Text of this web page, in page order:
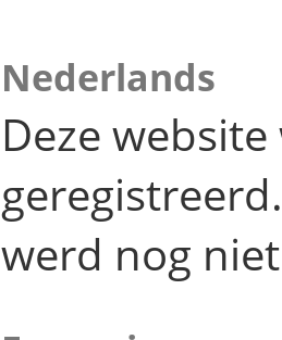
Nederlands
Deze
werd nog